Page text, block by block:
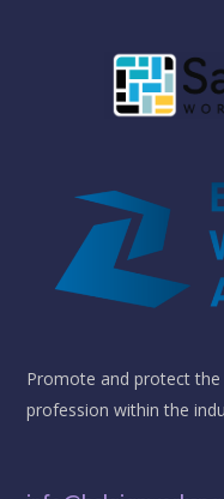
Promote and protect the
profession within the